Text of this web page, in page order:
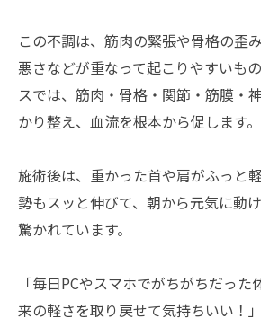
この不調は、筋肉の緊張や骨格の歪
悪さなどが重なって起こりやすいも
スでは、筋肉・骨格・関節・筋膜・
かり整え、血流を根本から促します。
施術後は、重かった首や肩がふっと
勢もスッと伸びて、朝から元気に動
驚かれています。
「毎日PCやスマホでがちがちだっ
来の軽さを取り戻せて気持ちいい！」